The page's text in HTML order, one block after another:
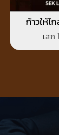
ก้าวให้ไ
เสก